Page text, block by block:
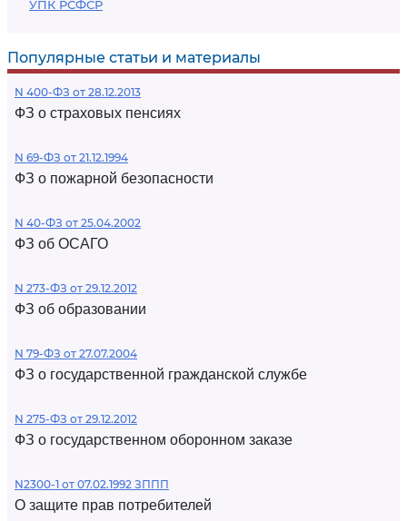
УПК РСФСР
Популярные статьи и материалы
N 400-ФЗ от 28.12.2013
ФЗ о страховых пенсиях
N 69-ФЗ от 21.12.1994
ФЗ о пожарной безопасности
N 40-ФЗ от 25.04.2002
ФЗ об ОСАГО
N 273-ФЗ от 29.12.2012
ФЗ об образовании
N 79-ФЗ от 27.07.2004
ФЗ о государственной гражданской службе
N 275-ФЗ от 29.12.2012
ФЗ о государственном оборонном заказе
N2300-1 от 07.02.1992 ЗППП
О защите прав потребителей